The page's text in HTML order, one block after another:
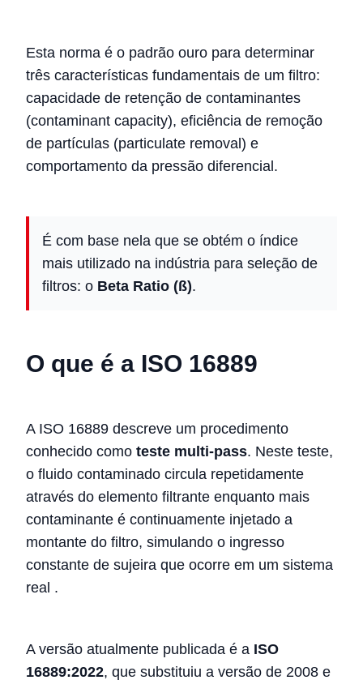
Esta norma é o padrão ouro para determinar
três características fundamentais de um filtro:
capacidade de retenção de contaminantes
(contaminant capacity), eficiência de remoção
de partículas (particulate removal) e
comportamento da pressão diferencial.
É com base nela que se obtém o índice
mais utilizado na indústria para seleção de
filtros: o Beta Ratio (ß).
O que é a ISO 16889
A ISO 16889 descreve um procedimento
conhecido como teste multi-pass. Neste teste,
o fluido contaminado circula repetidamente
através do elemento filtrante enquanto mais
contaminante é continuamente injetado a
montante do filtro, simulando o ingresso
constante de sujeira que ocorre em um sistema
real .
A versão atualmente publicada é a ISO
16889:2022, que substituiu a versão de 2008 e